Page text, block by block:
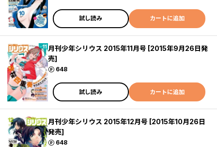
試し読み カートに追加
月刊少年シリウス 2015年11月号 [2015年9月26日発
売]
648
ポイント
試し読み カートに追加
月刊少年シリウス 2015年12月号 [2015年10月26日
発売]
648
ポイント